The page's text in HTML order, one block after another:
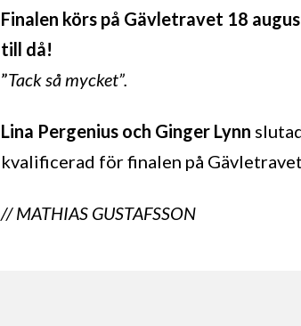
Finalen körs på Gävletravet 18
till då!
”Tack så mycket”.
Lina Pergenius och Ginger Lynn
kvalificerad för finalen på
// MATHIAS GUSTAFSSON